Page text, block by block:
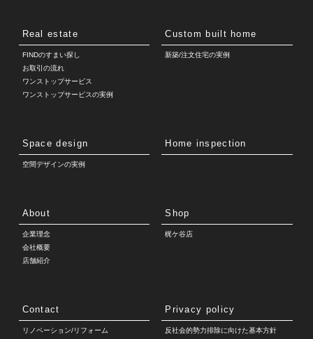
Real estate
FINDのすまい探し
お取引の流れ
ワンストップサービス
ワンストップサービスの実例
Custom built home
新築/注文住宅の実例
Space design
空間デザインの実例
Home inspection
About
企業理念
会社概要
店舗紹介
Shop
梶ケ谷店
Contact
リノベーション/リフォーム
Privacy policy
反社会的勢力排除に向けた基本方針